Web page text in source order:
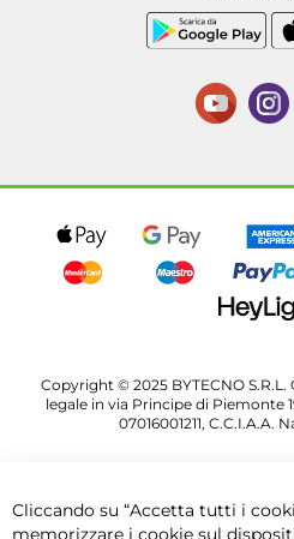
Copyright © 2025 BYTECNO S.R.L.
legale in via Principe di Piemonte
07016001211, C.C.I.A.A.
Cliccando su “Accetta tutti i
memorizzare i cookie sul